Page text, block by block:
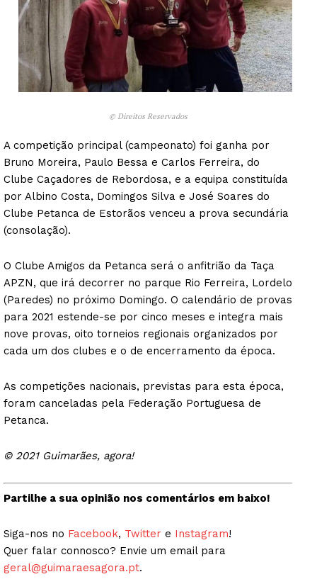
© Direitos Reservados
A competição principal (campeonato) foi ganha por
Bruno Moreira, Paulo Bessa e Carlos Ferreira, do
Clube Caçadores de Rebordosa, e a equipa constituída
por Albino Costa, Domingos Silva e José Soares do
Clube Petanca de Estorãos venceu a prova secundária
(consolação).
O Clube Amigos da Petanca será o anfitrião da Taça
APZN, que irá decorrer no parque Rio Ferreira, Lordelo
(Paredes) no próximo Domingo. O calendário de provas
para 2021 estende-se por cinco meses e integra mais
nove provas, oito torneios regionais organizados por
cada um dos clubes e o de encerramento da época.
As competições nacionais, previstas para esta época,
foram canceladas pela Federação Portuguesa de
Petanca.
© 2021 Guimarães, agora!
Partilhe a sua opinião nos comentários em baixo!
Siga-nos no Facebook, Twitter e Instagram!
Quer falar connosco? Envie um email para
geral@guimaraesagora.pt.